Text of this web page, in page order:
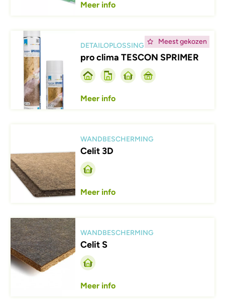
Meer info
Meest gekozen
Afbeelding
DETAILOPLOSSING
pro clima TESCON SPRIMER
Meer info
WANDBESCHERMING
Celit 3D
Meer info
Afbeelding
WANDBESCHERMING
Celit S
Meer info